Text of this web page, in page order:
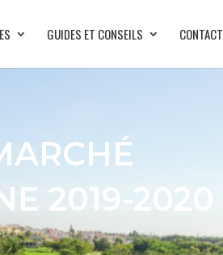
GUIDES ET CONSEILS CONTACT
2019-2020